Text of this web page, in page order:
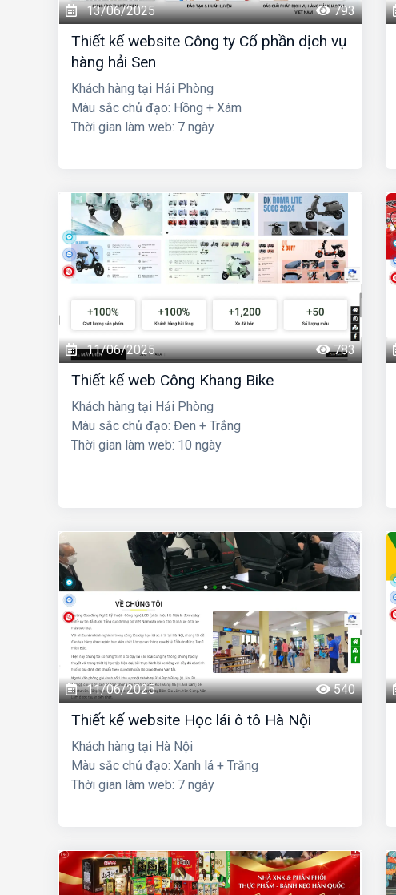
13/06/2025 793
Thiết kế website Công ty Cổ phần dịch vụ
hàng hải Sen
Khách hàng tại Hải Phòng
Màu sắc chủ đạo: Hồng + Xám
Thời gian làm web: 7 ngày
11/06/2025 783
Thiết kế web Công Khang Bike
Khách hàng tại Hải Phòng
Màu sắc chủ đạo: Đen + Trắng
Thời gian làm web: 10 ngày
11/06/2025 540
Thiết kế website Học lái ô tô Hà Nội
Khách hàng tại Hà Nội
Màu sắc chủ đạo: Xanh lá + Trắng
Thời gian làm web: 7 ngày